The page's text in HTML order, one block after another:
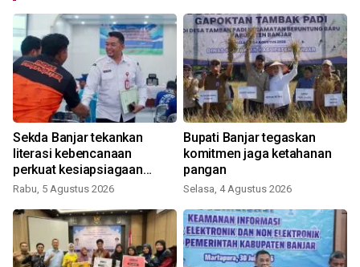
Sekda Banjar tekankan
literasi kebencanaan
perkuat kesiapsiagaan
masyarakat
Rabu, 5 Agustus 2026
Bupati Banjar tegaskan
komitmen jaga ketahanan
pangan
Selasa, 4 Agustus 2026